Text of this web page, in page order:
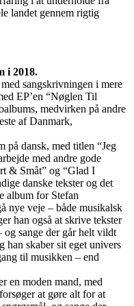
landet gennem rigtig
i 2018.
sangskrivningen i mere
EP’en “Nøglen Til
medvirken på andre
af Danmark,
på dansk, med titlen “Jeg
med andre gode
& Småt” og “Glad I
danske tekster og det
album for Stefan
nye veje – både musikalsk
han også at skrive tekster
sange der går helt vildt
han skaber sit eget univers
til musikken – end
en moden mand, med
at gøre alt for at